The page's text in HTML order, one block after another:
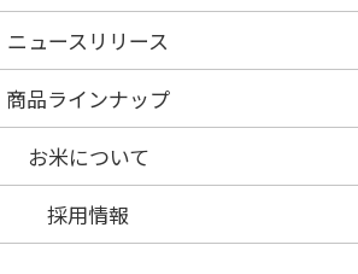
ニュースリリース
商品ラインナップ
お米について
採用情報